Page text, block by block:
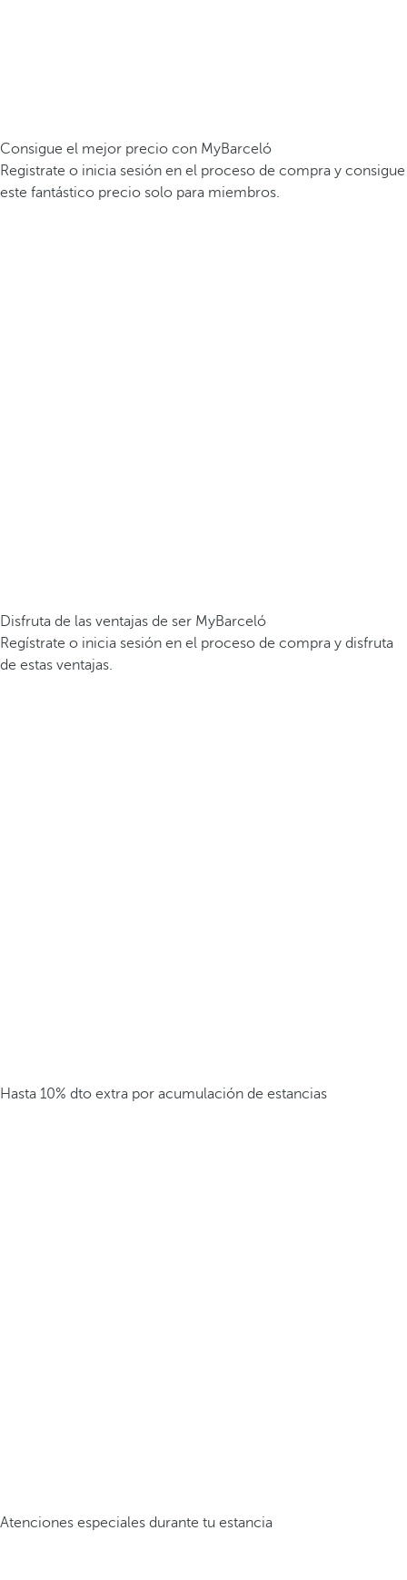
Consigue el mejor precio con MyBarceló
Registrate o inicia sesión en el proceso de compra y consigue
este fantástico precio solo para miembros.
Disfruta de las ventajas de ser MyBarceló
Regístrate o inicia sesión en el proceso de compra y disfruta
de estas ventajas.
Hasta 10% dto extra por acumulación de estancias
Atenciones especiales durante tu estancia